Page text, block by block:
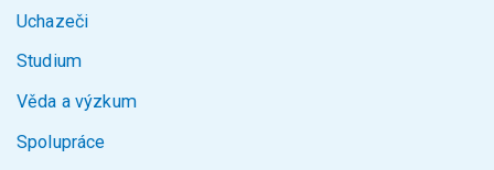
Uchazeči
Studium
Věda a výzkum
Spolupráce